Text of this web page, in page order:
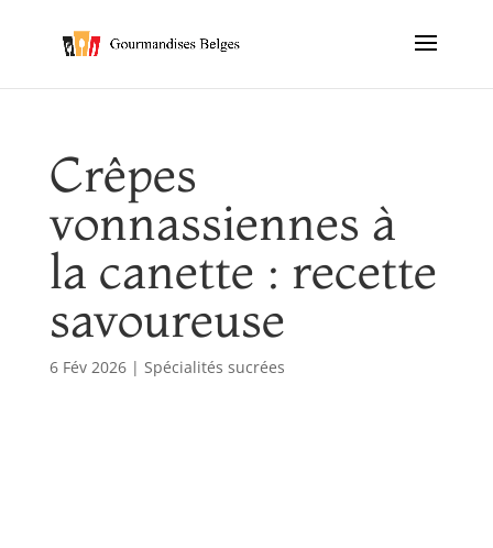
Crêpes
vonnassiennes à
la canette : recette
savoureuse
6 Fév 2026| Spécialités sucrées